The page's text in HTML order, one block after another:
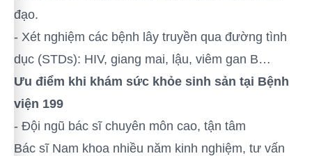
đạo.
- Xét nghiệm các bệnh lây truyền qua đường tình
dục (STDs): HIV, giang mai, lậu, viêm gan B…
Ưu điểm khi khám sức khỏe sinh sản tại Bệnh
viện 199
- Đội ngũ bác sĩ chuyên môn cao, tận tâm
Bác sĩ Nam khoa nhiều năm kinh nghiệm, tư vấn